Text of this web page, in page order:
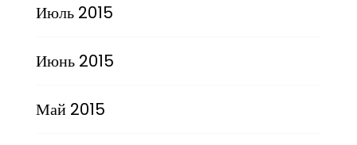
Июль 2015
Июнь 2015
Май 2015